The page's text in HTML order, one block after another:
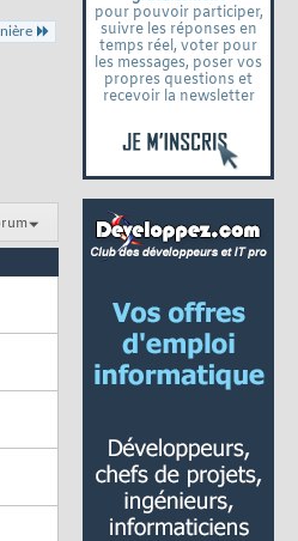
pour pouvoir participer,
suivre les réponses en
temps réel, voter pour
les messages, poser vos
propres questions et
recevoir la newsletter